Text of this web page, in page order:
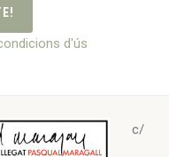
d'ús
c/